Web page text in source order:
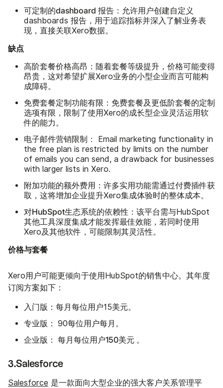
可定制的dashboard 报告： 允许用户创建自定义
dashboards 报告，用于追踪指标并深入了解业务表
现，直接关联Xero数据。
缺点
高阶套餐价格高昂： 随着套餐等级提升，价格可能变得
昂贵，这对希望扩展Xero业务的小型企业而言可能构
成障碍。
免费套餐定制功能有限： 免费套餐及更低阶套餐的定制
选项有限，限制了使用Xero的成长型企业灵活运用软
件的能力。
电子邮件营销限制：
Email marketing functionality in
the free plan is restricted by limits on the number
of emails you can send, a drawback for businesses
with larger lists in Xero.
附加功能的额外费用： 许多实用功能需通过付费插件获
取，这将增加企业提升Xero集成体验时的整体成本。
对HubSpot生态系统的依赖性： 该平台需与HubSpot
其他工具深度集成才能发挥最佳效能，若同时使用
Xero及其他软件，可能限制其灵活性。
价格与套餐
Xero用户可能更倾向于使用HubSpot的销售中心。其年度
订阅方案如下：
入门版： 每月每位用户15美元。
专业版： 90每位用户每月。
企业版： 每月每位用户150美元 。
3.Salesforce
Salesforce 是一款面向大型企业的强大客户关系管理平